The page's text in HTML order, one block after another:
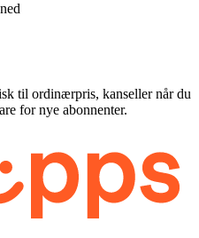
til ordinærpris, kanseller når du
for nye abonnenter.